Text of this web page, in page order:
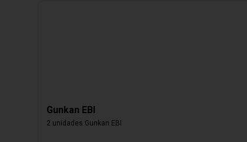
Gunkan EBI
2 unidades Gunkan EBI